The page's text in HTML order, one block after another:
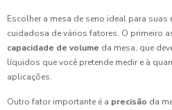
Escolher a mesa de seno ideal para
cuidadosa de vários fatores. O primeiro
capacidade de volume da mesa, que
líquidos que você pretende medir e à
aplicações.
Outro fator importante é a precisão da